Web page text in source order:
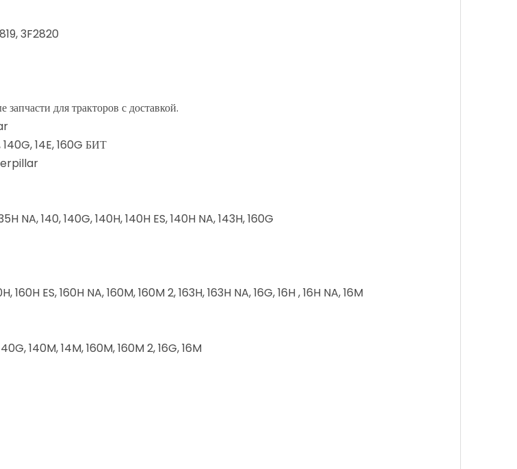
3F2820
для тракторов с доставкой.
14E, 160G БИТ
NA, 140, 140G, 140H, 140H ES, 140H NA, 143H, 160G
160H ES, 160H NA, 160M, 160M 2, 163H, 163H NA, 16G, 16H , 16H NA, 16M
140M, 14M, 160M, 160M 2, 16G, 16M